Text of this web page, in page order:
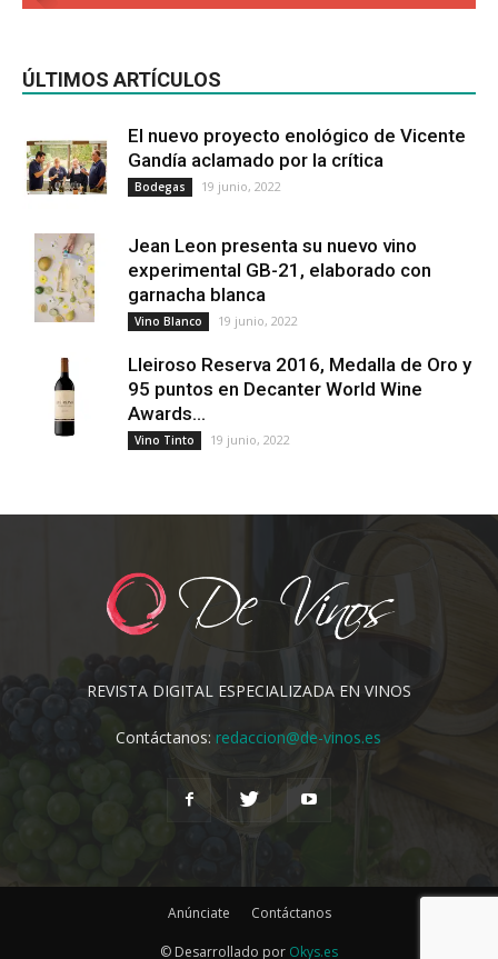
ÚLTIMOS ARTÍCULOS
El nuevo proyecto enológico de Vicente
Gandía aclamado por la crítica
Bodegas 19 junio, 2022
Jean Leon presenta su nuevo vino
experimental GB-21, elaborado con
garnacha blanca
Vino Blanco 19 junio, 2022
Lleiroso Reserva 2016, Medalla de Oro y
95 puntos en Decanter World Wine
Awards...
Vino Tinto 19 junio, 2022
REVISTA DIGITAL ESPECIALIZADA EN VINOS
Contáctanos:redaccion@de-vinos.es
Anúnciate Contáctanos
© Desarrollado por Okys.es